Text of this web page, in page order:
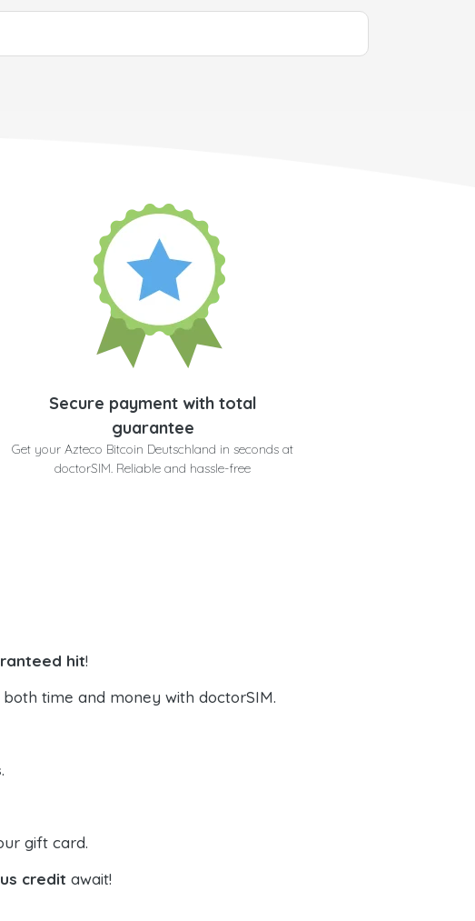
Secure payment with total
guarantee
Get your Azteco Bitcoin Deutschland in seconds at
doctorSIM. Reliable and hassle-free
hit!
both time and money with doctorSIM.
.
gift card.
credit await!